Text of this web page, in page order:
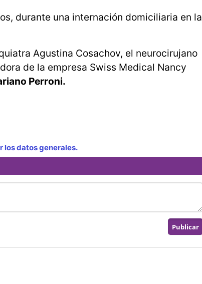
durante una internación domiciliaria en la
Agustina Cosachov, el neurocirujano
de la empresa Swiss Medical Nancy
Perroni.
los datos generales.